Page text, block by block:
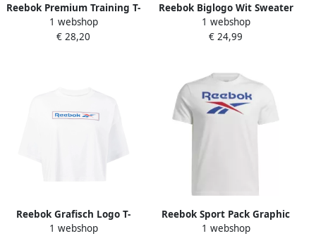
Reebok Premium Training T-
Shirt White Dames
1 webshop
€ 28,20
Reebok Biglogo Wit Sweater
Dames
1 webshop
€ 24,99
Reebok Grafisch Logo T-
shirt White Dames
1 webshop
Reebok Sport Pack Graphic
Tee T-shirt White Heren
1 webshop